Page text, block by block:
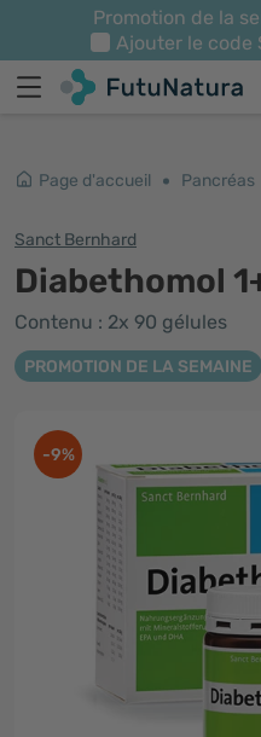
Promotion de la
Ajouter le code
Page d'accueil Pancréas
Sanct Bernhard
Diabethomol
Contenu : 2x 90 gélules
PROMOTION DE LA SEMAINE
-9%